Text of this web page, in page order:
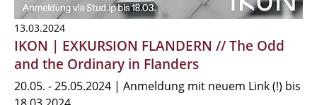
13.03.2024
IKON | EXKURSION FLANDERN // The Odd
and the Ordinary in Flanders
20.05. - 25.05.2024 | Anmeldung mit neuem Link (!) bis